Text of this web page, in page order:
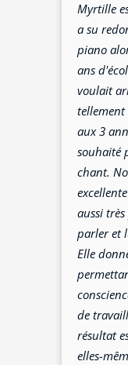
Myrtille
a su
piano
ans
voulait
tellement
aux 3
souhaité
chant.
aussi
parler et
Elle
de
résultat
elles-